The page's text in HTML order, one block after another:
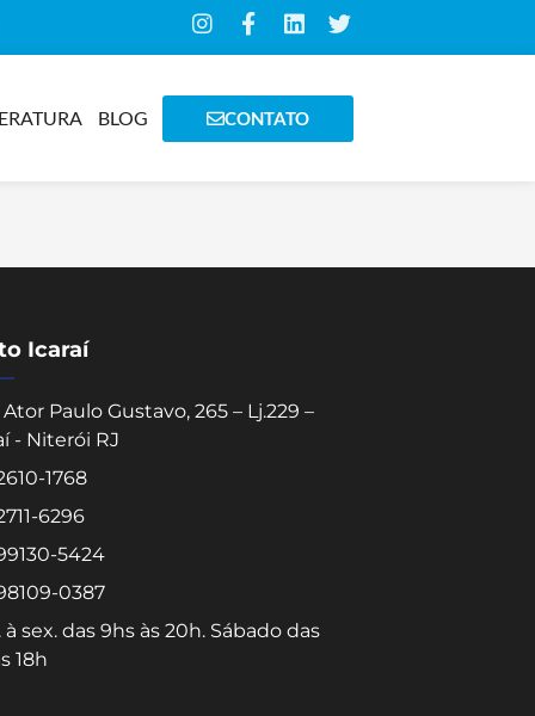
BLOG CONTATO
Icaraí
Paulo Gustavo, 265 – Lj.229 –
- Niterói RJ
1768
6296
5424
0387
à sex. das 9hs às 20h. Sábado das
18h